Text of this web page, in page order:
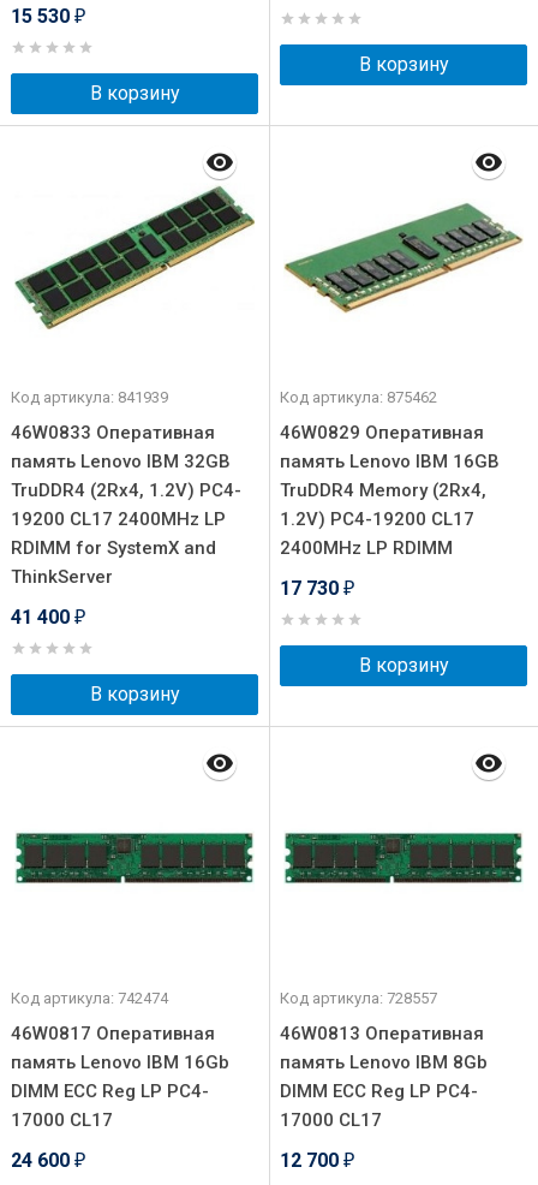
15 530 ₽
В корзину
В корзину
Код артикула: 841939
46W0833 Оперативная
память Lenovo IBM 32GB
TruDDR4 (2Rx4, 1.2V) PC4-
19200 CL17 2400MHz LP
RDIMM for SystemX and
ThinkServer
41 400 ₽
В корзину
Код артикула: 875462
46W0829 Оперативная
память Lenovo IBM 16GB
TruDDR4 Memory (2Rx4,
1.2V) PC4-19200 CL17
2400MHz LP RDIMM
17 730 ₽
В корзину
Код артикула: 742474
46W0817 Оперативная
память Lenovo IBM 16Gb
DIMM ECC Reg LP PC4-
17000 CL17
24 600 ₽
Код артикула: 728557
46W0813 Оперативная
память Lenovo IBM 8Gb
DIMM ECC Reg LP PC4-
17000 CL17
12 700 ₽